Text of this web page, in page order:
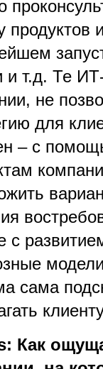
продуктов
и т.д. Те
не
для
– с
с
сама
Как